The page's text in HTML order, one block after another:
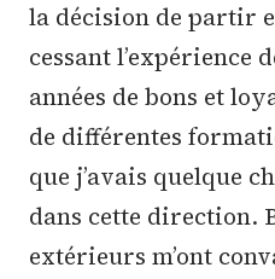
la décision de partir
cessant l’expérience
années de bons et
de différentes
que j’avais quelque
dans cette direction.
extérieurs m’ont